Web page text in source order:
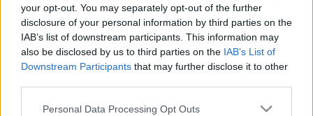
your opt-out. You may separately opt-out of the further
disclosure of your personal information by third parties on the
IAB’s list of downstream participants. This information may
also be disclosed by us to third parties on the IAB’s List of
Downstream Participants that may further disclose it to other
Please note that this website/app uses one or more Google
Personal Data Processing Opt Outs
Jelentős árengedménnyel újra megpróbálja
eladni a Magyar Nemzeti Vagyonkezelő (MNV)
Zrt. a nemrég felújított köztársasági elnöki
rezidenciát is tartalmazó villaparkot – írja az
mfor.hu a vagyonkezelő oldalán található
információk alapján. A gazdasági portál felidézte,